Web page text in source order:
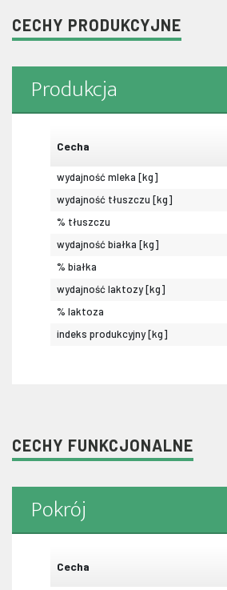
CECHY PRODUKCYJNE
Produkcja
Cecha
wydajność mleka [kg]
wydajność tłuszczu [kg]
% tłuszczu
wydajność białka [kg]
% białka
wydajność laktozy [kg]
% laktoza
indeks produkcyjny [kg]
CECHY FUNKCJONALNE
Pokrój
Cecha